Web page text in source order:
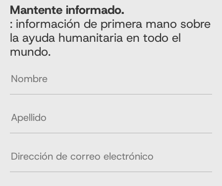
Mantente informado.
: información de primera mano sobre
la ayuda humanitaria en todo el
mundo.